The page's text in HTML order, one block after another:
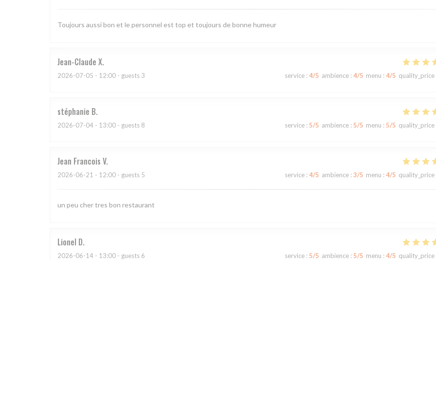
Toujours aussi bon et le personnel est top et toujours de bonne humeur
Jean-Claude X
2026-07-05 - 12:00 - guests 3 service : 4/5 ambience : 4/5 menu : 4/5 quality_price
stéphanie B
2026-07-04 - 13:00 - guests 8 service : 5/5 ambience : 5/5 menu : 5/5 quality_price
Jean Francois V
2026-06-21 - 12:00 - guests 5 service : 4/5 ambience : 3/5 menu : 4/5 quality_price
un peu cher tres bon restaurant
Lionel D
2026-06-14 - 13:00 - guests 6 service : 5/5 ambience : 5/5 menu : 4/5 quality_price